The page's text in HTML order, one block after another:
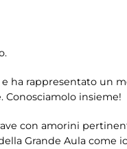
ha rappresentato un
insieme!
con amorini
Grande Aula come